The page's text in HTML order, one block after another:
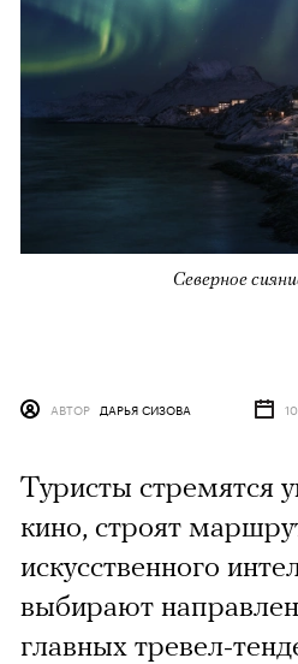
Северное
АВТОР ДАРЬЯ СИЗОВА
Туристы стремятся
кино, строят
искусственного
выбирают
главных тревел-